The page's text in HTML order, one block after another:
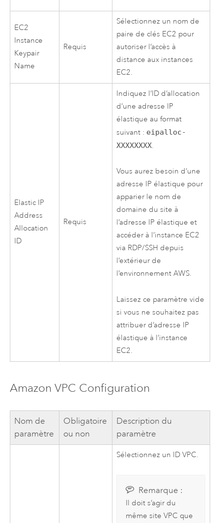
EC2
Instance
Keypair
Name
Requis
Sélectionnez un nom de
paire de clés EC2 pour
autoriser l’accès à
distance aux instances
EC2.
Elastic IP
Address
Allocation
ID
Requis
Indiquez l’ID d’allocation
d’une adresse IP
élastique au format
suivant : eipalloc-
XXXXXXXX.
Vous aurez besoin d’une
adresse IP élastique pour
apparier le nom de
domaine du site à
l’adresse IP élastique et
accéder à l’instance EC2
via RDP/SSH depuis
l’extérieur de
l’environnementAWS.
Laissez ce paramètre vide
si vous ne souhaitez pas
attribuer d’adresse IP
élastique à l’instance
EC2.
Amazon VPC Configuration
Nom de
paramètre
Obligatoire
ou non
Description du
paramètre
Sélectionnez un IDVPC.
Remarque :
Il doit s’agir du
même site VPC que